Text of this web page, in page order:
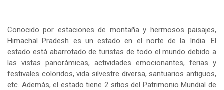
Conocido por estaciones de montaña y hermosos paisajes,
Himachal Pradesh es un estado en el norte de la India. El
estado está abarrotado de turistas de todo el mundo debido a
las vistas panorámicas, actividades emocionantes, ferias y
festivales coloridos, vida silvestre diversa, santuarios antiguos,
etc. Además, el estado tiene 2 sitios del Patrimonio Mundial de